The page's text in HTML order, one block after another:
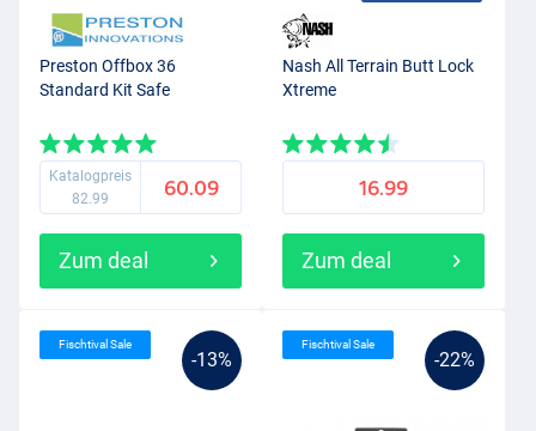
Preston Offbox 36
Standard Kit Safe
Katalogpreis
82.99
60.09
Zum deal
Nash All Terrain Butt Lock
Xtreme
16.99
Zum deal
-13%
Fischtival Sale
-22%
Fischtival Sale